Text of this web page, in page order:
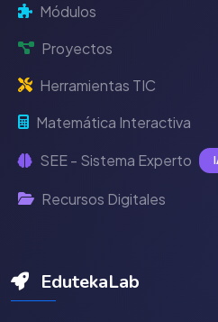
Módulos
Proyectos
Herramientas TIC
Matemática Interactiva
SEE - Sistema Experto
Recursos Digitales
EdutekaLab